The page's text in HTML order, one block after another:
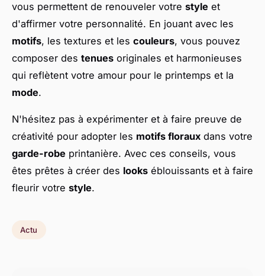
vous permettent de renouveler votre style et
d'affirmer votre personnalité. En jouant avec les
motifs, les textures et les couleurs, vous pouvez
composer des tenues originales et harmonieuses
qui reflètent votre amour pour le printemps et la
mode.
N'hésitez pas à expérimenter et à faire preuve de
créativité pour adopter les motifs floraux dans votre
garde-robe printanière. Avec ces conseils, vous
êtes prêtes à créer des looks éblouissants et à faire
fleurir votre style.
Actu